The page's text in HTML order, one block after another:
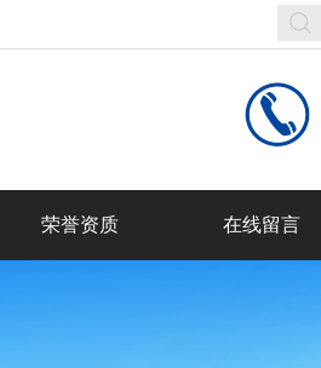
荣誉资质 在线留言